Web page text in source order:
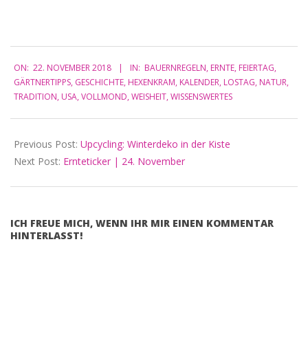
11-
22
ON: 22. NOVEMBER 2018 IN: BAUERNREGELN, ERNTE, FEIERTAG,
GÄRTNERTIPPS, GESCHICHTE, HEXENKRAM, KALENDER, LOSTAG, NATUR,
TRADITION, USA, VOLLMOND, WEISHEIT, WISSENSWERTES
Previous Post: Upcycling: Winterdeko in der Kiste
Next Post: Ernteticker | 24. November
ICH FREUE MICH, WENN IHR MIR EINEN KOMMENTAR
HINTERLASST!